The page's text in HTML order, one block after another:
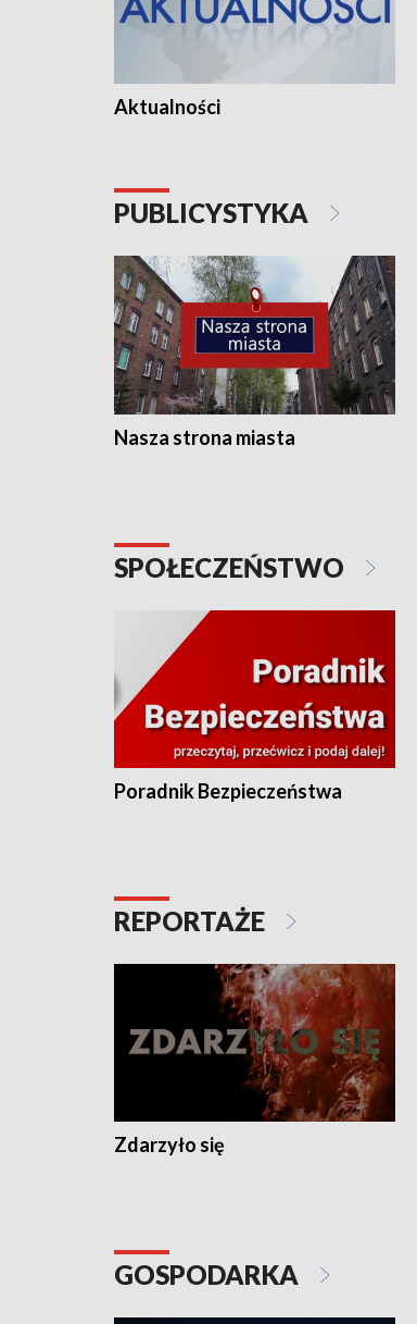
Aktualności
PUBLICYSTYKA
Nasza strona miasta
SPOŁECZEŃSTWO
Poradnik Bezpieczeństwa
REPORTAŻE
Zdarzyło się
GOSPODARKA